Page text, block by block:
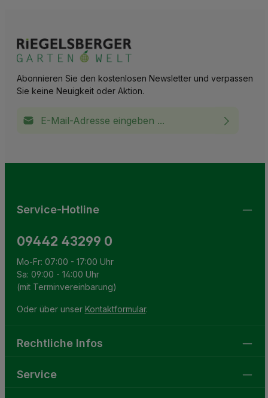
Abonnieren Sie den kostenlosen Newsletter und verpassen
Sie keine Neuigkeit oder Aktion.
Service-Hotline
09442 43299 0
Mo-Fr: 07:00 - 17:00 Uhr
Sa: 09:00 - 14:00 Uhr
(mit Terminvereinbarung)
Oder über unser Kontaktformular.
Rechtliche Infos
Service